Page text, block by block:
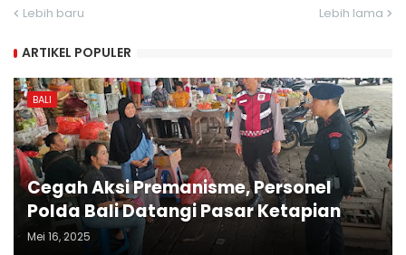
Lebih baru Lebih lama
ARTIKEL POPULER
BALI
Cegah Aksi Premanisme, Personel
Polda Bali Datangi Pasar Ketapian
Mei 16, 2025